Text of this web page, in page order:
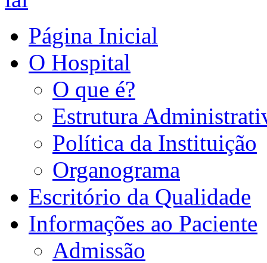
Página Inicial
O Hospital
O que é?
Estrutura
Política da Instituição
Organograma
Escritório da Qualidade
Informações ao Paciente
Admissão